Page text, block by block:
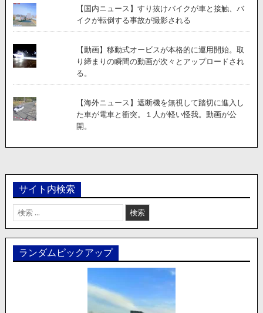
【国内ニュース】すり抜けバイクが車と接触、バ
イクが転倒する事故が撮影される
【動画】移動式オービスが本格的に運用開始。取
り締まりの瞬間の動画が次々とアップロードされ
る。
【海外ニュース】遮断機を無視して踏切に進入し
た車が電車と衝突。１人が軽い怪我。動画が公
開。
サイト内検索
検
索:
ランダムピックアップ